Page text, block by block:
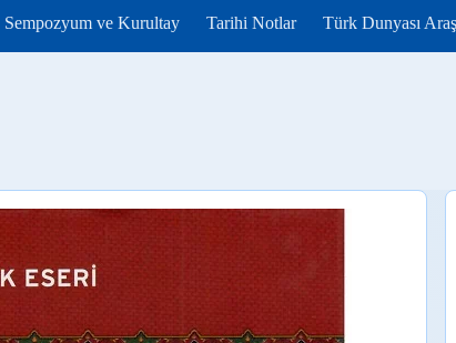
Sempozyum ve Kurultay Tarihi Notlar Türk Dunyası